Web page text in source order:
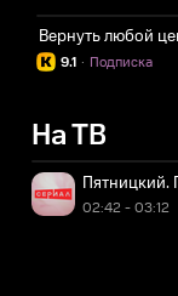
Вернуть любой
9.1 Подписка
·
На ТВ
Пятницкий.
02:42 - 03:12